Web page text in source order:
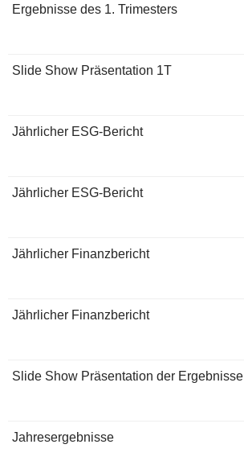
Ergebnisse des 1. Trimesters
Slide Show Präsentation 1T
Jährlicher ESG-Bericht
Jährlicher ESG-Bericht
Jährlicher Finanzbericht
Jährlicher Finanzbericht
Slide Show Präsentation der Ergebnisse
Jahresergebnisse